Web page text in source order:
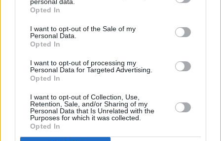
Opted In
I want to opt-out of the Sale of my
Personal Data.
Opted In
I want to opt-out of processing my
Personal Data for Targeted Advertising.
Opted In
I want to opt-out of Collection, Use,
Retention, Sale, and/or Sharing of my
Personal Data that Is Unrelated with the
Purposes for which it was collected.
Opted In
Leicht
Spargelquiche
Mittel
Apfel-Käse-Quiche
Räucherlachs-Spinat-Quiche
Leicht